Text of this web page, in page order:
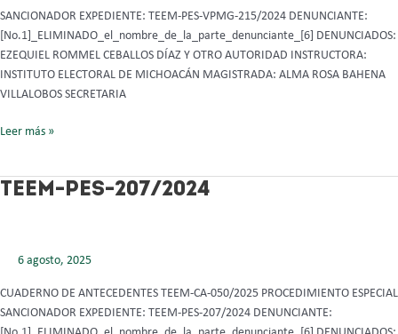
SANCIONADOR EXPEDIENTE: TEEM-PES-VPMG-215/2024 DENUNCIANTE:
[No.1]_ELIMINADO_el_nombre_de_la_parte_denunciante_[6] DENUNCIADOS:
EZEQUIEL ROMMEL CEBALLOS DÍAZ Y OTRO AUTORIDAD INSTRUCTORA:
INSTITUTO ELECTORAL DE MICHOACÁN MAGISTRADA: ALMA ROSA BAHENA
VILLALOBOS SECRETARIA
Leer más »
TEEM-PES-207/2024
6 agosto, 2025
CUADERNO DE ANTECEDENTES TEEM-CA-050/2025 PROCEDIMIENTO ESPECIAL
SANCIONADOR EXPEDIENTE: TEEM-PES-207/2024 DENUNCIANTE:
TEEM-